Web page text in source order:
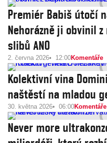
Premiér Babiš útočí
Nehorázně ji obvinil
slibů ANO
2. června 2026 12:00Komentáře
Kolektivní vina
naštěstí na mladou
30. května 2026 06:00Komentáře
Never more